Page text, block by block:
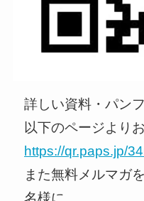
詳しい資料・パン
以下のページより
https://qr.paps.jp/
また無料メルマガ
名様に